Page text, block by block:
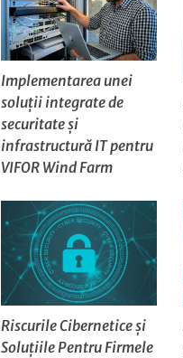
Implementarea unei
soluții integrate de
securitate și
infrastructură IT pentru
VIFOR Wind Farm
Riscurile Cibernetice și
Soluțiile Pentru Firmele